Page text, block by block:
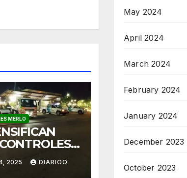
MERLO
EN MERLO
2025 DIARIOO
May 2024
April 2024
March 2024
February 2024
January 2024
December 2023
October 2023